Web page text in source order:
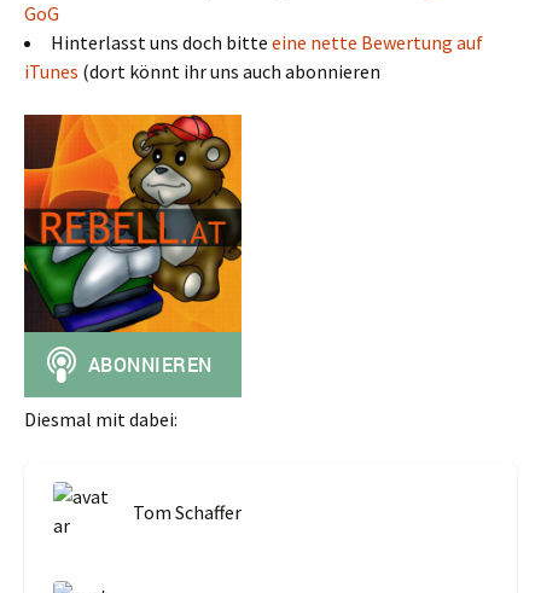
GoG
Hinterlasst uns doch bitte eine nette Bewertung auf
iTunes (dort könnt ihr uns auch abonnieren
Diesmal mit dabei:
Tom Schaffer